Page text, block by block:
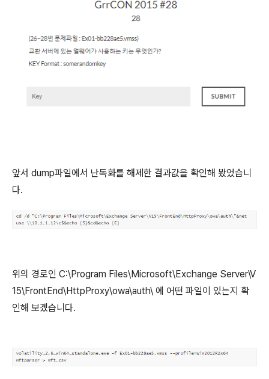
앞서 dump파일에서 난독화를 해제한 결과값을 확인해 봤었습니
다.
위의 경로인 C:\Program Files\Microsoft\Exchange Server\V
15\FrontEnd\HttpProxy\owa\auth\ 에 어떤 파일이 있는지 확
인해 보겠습니다.